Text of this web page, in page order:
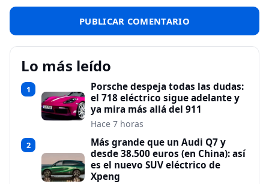
Lo más leído
1
Porsche despeja todas las dudas:
el 718 eléctrico sigue adelante y
ya mira más allá del 911
Hace 7 horas
2
Más grande que un Audi Q7 y
desde 38.500 euros (en China): así
es el nuevo SUV eléctrico de
Xpeng